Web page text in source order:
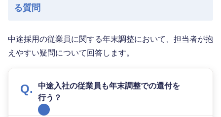
る質問
中途採用の従業員に関する年末調整において、担当者が抱
えやすい疑問について回答します。
中途入社の従業員も年末調整での還付を
行う？